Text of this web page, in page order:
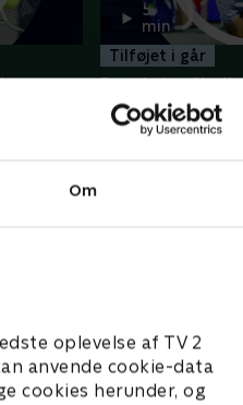
Om
oplevelse af TV 2
anvende cookie-data
cookies herunder, og
5
min
Tilføjet i går
Brooksby-
ATP -